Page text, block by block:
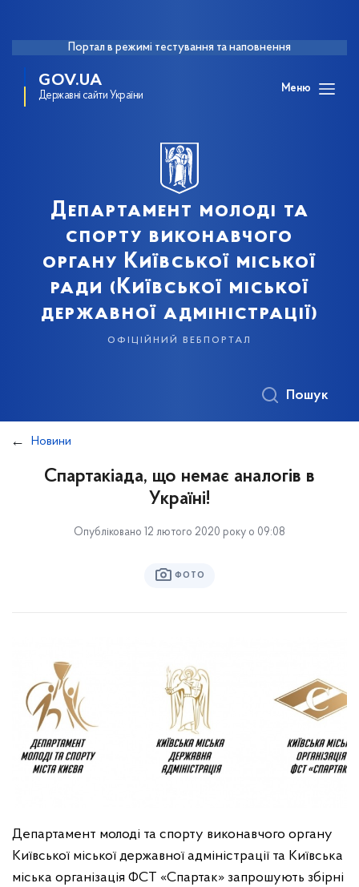
Портал в режимі тестування та наповнення
GOV.UA
Державні сайти України
Меню
Департамент молоді та
спорту виконавчого
органу Київської міської
ради (Київської міської
державної адміністрації)
офіційний вебпортал
Пошук
Новини
Спартакіада, що немає аналогів в
Україні!
Опубліковано 12 лютого 2020 року о 09:08
ФОТО
Департамент молоді та спорту виконавчого органу
Київської міської державної адміністрації та Київська
міська організація ФСТ «Спартак» запрошують збірні